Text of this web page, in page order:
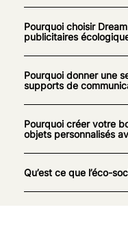
Pourquoi choisir
publicitaires
Pourquoi donner une
supports de
Pourquoi créer votre
objets personnalisés
Qu’est ce que l’éco-